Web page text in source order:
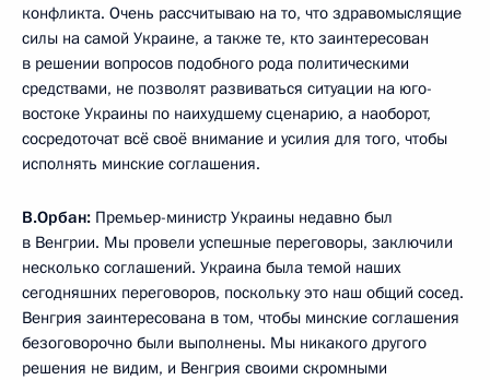
конфликта. Очень рассчитываю на то, что здравомыслящие
силы на самой Украине, а также те, кто заинтересован
в решении вопросов подобного рода политическими
средствами, не позволят развиваться ситуации на юго-
востоке Украины по наихудшему сценарию, а наоборот,
сосредоточат всё своё внимание и усилия для того, чтобы
исполнять минские соглашения.
В.Орбан: Премьер-министр Украины недавно был
в Венгрии. Мы провели успешные переговоры, заключили
несколько соглашений. Украина была темой наших
сегодняшних переговоров, поскольку это наш общий сосед.
Венгрия заинтересована в том, чтобы минские соглашения
безоговорочно были выполнены. Мы никакого другого
решения не видим, и Венгрия своими скромными